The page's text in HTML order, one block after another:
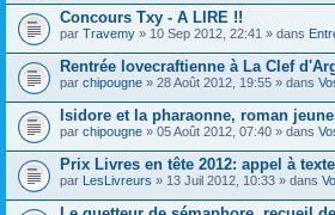
Concours Txy - A LIRE !!
par Travemy » 10 Sep 2012, 22:41 » dans
Rentrée lovecraftienne à La Clef
par chipougne » 28 Août 2012, 19:55 » dans
Isidore et la pharaonne, roman
par chipougne » 05 Août 2012, 07:40 » dans
Prix Livres en tête 2012: appel à
par LesLivreurs » 13 Juil 2012, 10:33 » dans